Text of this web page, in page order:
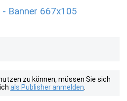
Banner 667x105
zu können, müssen Sie sich
als Publisher anmelden